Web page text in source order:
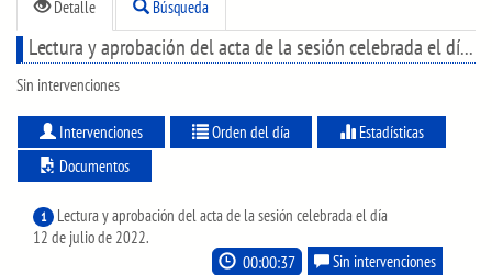
Detalle Búsqueda
Lectura y aprobación del acta de la sesión celebrada el día 12 de julio de 2022.
Sin intervenciones
Intervenciones Orden del día
Estadísticas
Documentos
1
Lectura y aprobación del acta de la sesión celebrada el día
12 de julio de 2022.
00:00:37 Sin intervenciones